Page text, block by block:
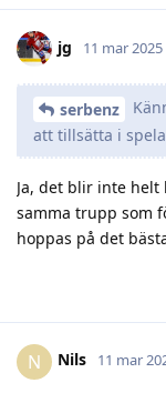
jg 11 mar 2025
serbenz
att tillsätta i
Ja, det blir inte
samma trupp som
hoppas på det
N Nils 11 mar